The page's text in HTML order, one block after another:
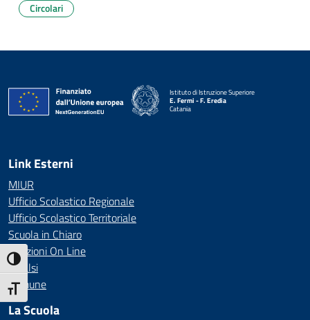
Attiva/disattiva alto contrasto
Attiva/disattiva dimensione testo
Circolari
Istituto di Istruzione Superiore
E. Fermi - F. Eredia
Catania
Link Esterni
MIUR
Ufficio Scolastico Regionale
Ufficio Scolastico Territoriale
Scuola in Chiaro
Iscrizioni On Line
Invalsi
Comune
La Scuola